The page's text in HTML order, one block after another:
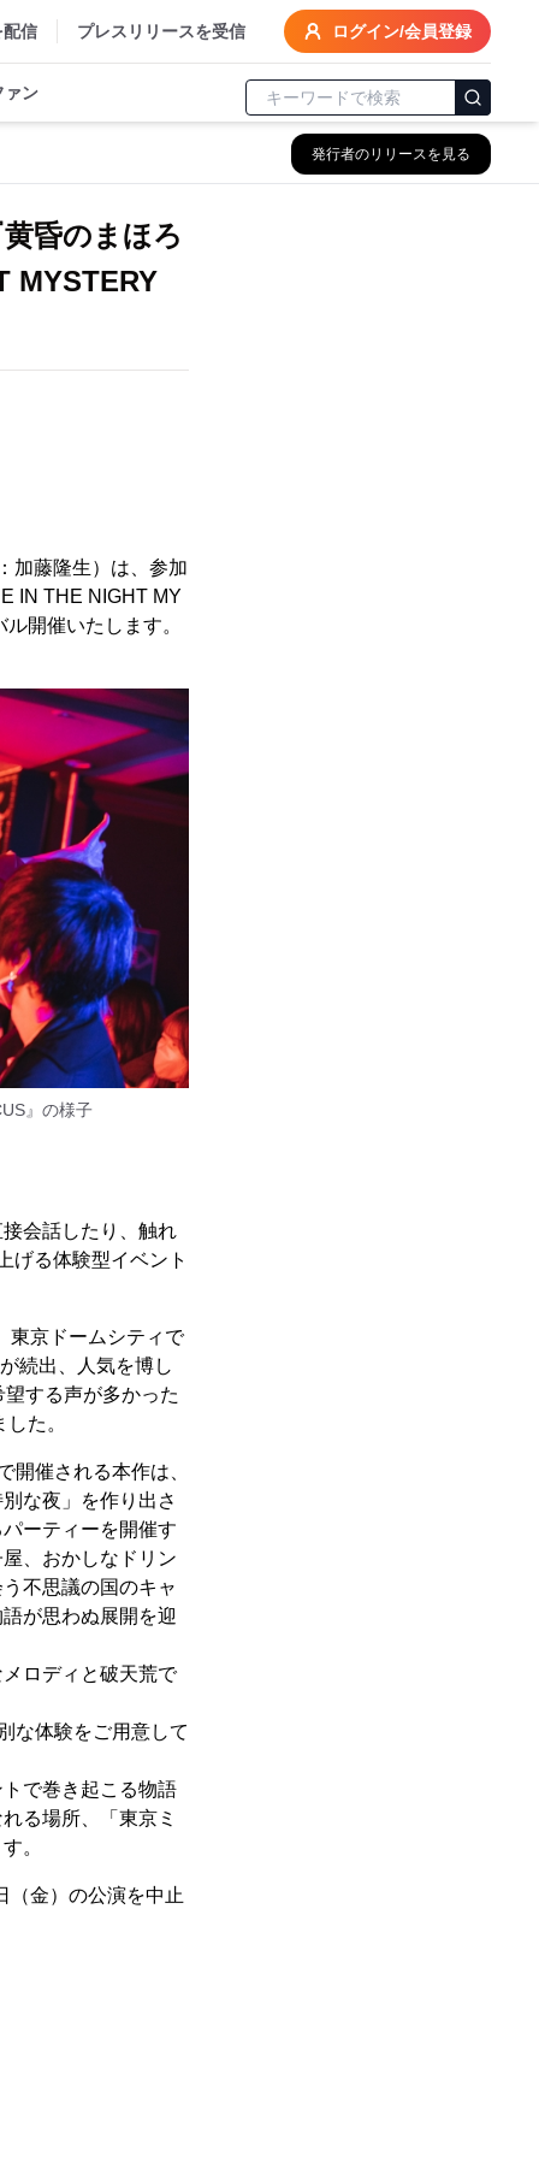
配信 プレスリリースを受信 ログイン/会員登録
ァン
発行者のリリースを見る
昏のまほろ
MYSTERY
加藤隆生）は、参加
IN THE NIGHT MY
開催いたします。
』の様子
会話したり、触れ
げる体験型イベント
東京ドームシティで
続出、人気を博し
する声が多かった
た。
開催される本作は、
な夜」を作り出さ
ーティーを開催す
、おかしなドリン
不思議の国のキャ
が思わぬ展開を迎
ロディと破天荒で
な体験をご用意して
で巻き起こる物語
る場所、「東京ミ
。
（金）の公演を中止